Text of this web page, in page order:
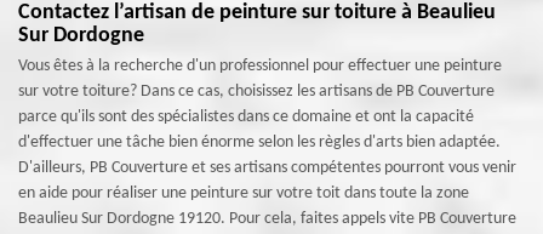
Contactez l’artisan de peinture sur toiture à Beaulieu
Sur Dordogne
Vous êtes à la recherche d'un professionnel pour effectuer une peinture
sur votre toiture? Dans ce cas, choisissez les artisans de PB Couverture
parce qu'ils sont des spécialistes dans ce domaine et ont la capacité
d'effectuer une tâche bien énorme selon les règles d'arts bien adaptée.
D'ailleurs, PB Couverture et ses artisans compétentes pourront vous venir
en aide pour réaliser une peinture sur votre toit dans toute la zone
Beaulieu Sur Dordogne 19120. Pour cela, faites appels vite PB Couverture